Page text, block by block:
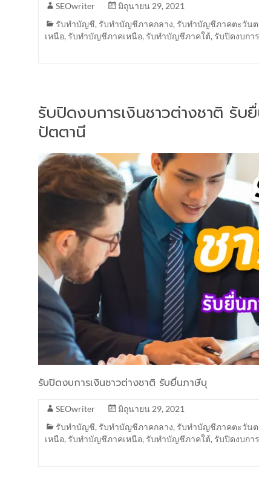
SEOwriter
มิถุนายน 29, 2021
รับทำบัญชี, รับทำบัญชีภาคกลาง, รับทำบัญชีภาคตะวัน
เหนือ, รับทำบัญชีภาคเหนือ, รับทำบัญชีภาคใต้, รับปิดงบกา
รับปิดงบการเงินชาวต่างชาติ รับ
ปัตตานี
รับปิดงบการเงินชาวต่างชาติ รับยื่นภาษีบุ
SEOwriter
มิถุนายน 29, 2021
รับทำบัญชี, รับทำบัญชีภาคกลาง, รับทำบัญชีภาคตะวัน
เหนือ, รับทำบัญชีภาคเหนือ, รับทำบัญชีภาคใต้, รับปิดงบกา